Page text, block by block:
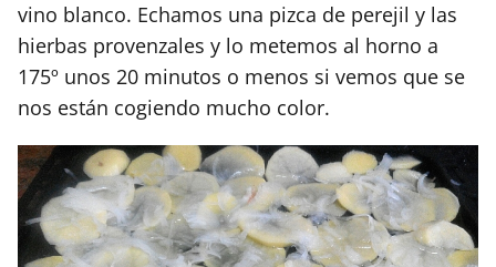
vino blanco. Echamos una pizca de perejil y las
hierbas provenzales y lo metemos al horno a
175º unos 20 minutos o menos si vemos que se
nos están cogiendo mucho color.